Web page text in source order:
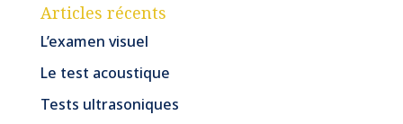
Articles récents
L’examen visuel
Le test acoustique
Tests ultrasoniques